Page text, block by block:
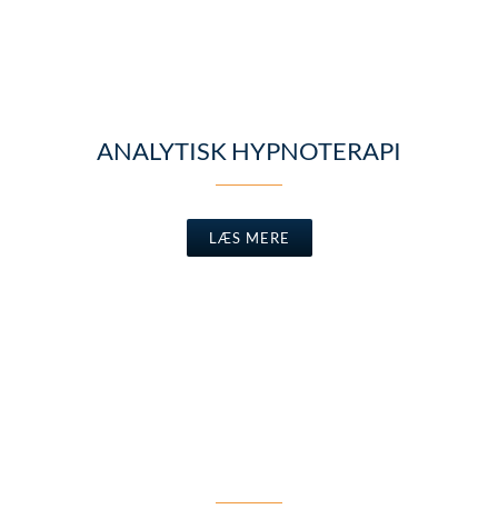
ANALYTISK HYPNOTERAPI
LÆS MERE